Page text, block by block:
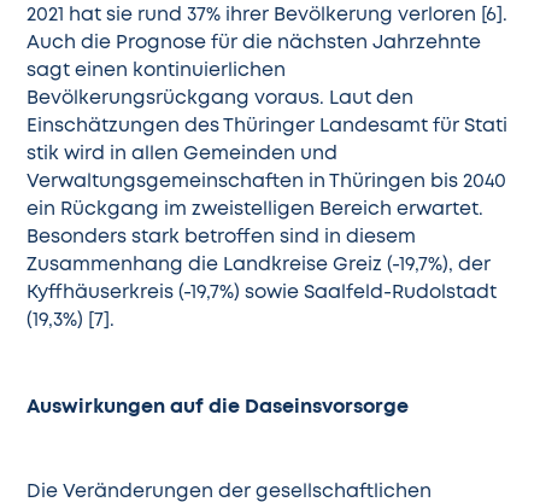
2021 hat sie rund 37% ihrer Bevölkerung verloren [6].
Auch die Prognose für die nächsten Jahrzehnte
sagt einen kontinuierlichen
Bevölkerungsrückgang voraus. Laut den
Einschätzungen des
Thüringer Landesamt für Stati
stik wird in allen Gemeinden und
Verwaltungsgemeinschaften in Thüringen bis 2040
ein Rückgang im zweistelligen Bereich erwartet.
Besonders stark betroffen sind in diesem
Zusammenhang die Landkreise Greiz (-19,7%), der
Kyffhäuserkreis (-19,7%) sowie Saalfeld-Rudolstadt
(19,3%) [7].
Auswirkungen auf die Daseinsvorsorge
Die Veränderungen der gesellschaftlichen